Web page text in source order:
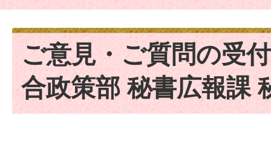
ご意見・ご質問の受
合政策部 秘書広報課